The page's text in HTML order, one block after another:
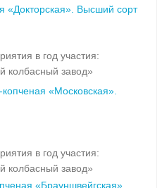
«Докторская». Высший сорт
в год участия:
колбасный завод»
«Московская».
в год участия:
колбасный завод»
«Брауншвейгская».